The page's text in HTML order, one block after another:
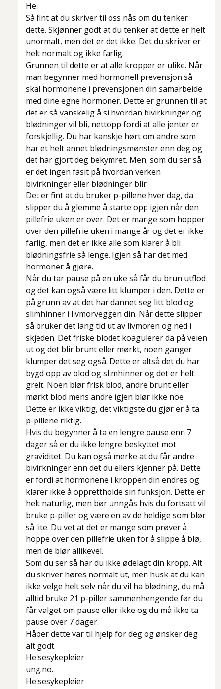
Hei
Så fint at du skriver til oss nås om du tenker
dette. Skjønner godt at du tenker at dette er helt
unormalt, men det er det ikke. Det du skriver er
helt normalt og ikke farlig.
Grunnen til dette er at alle kropper er ulike. Når
man begynner med hormonell prevensjon så
skal hormonene i prevensjonen din samarbeide
med dine egne hormoner. Dette er grunnen til at
det er så vanskelig å si hvordan bivirkninger og
blødninger vil bli, nettopp fordi at alle jenter er
forskjellig. Du har kanskje hørt om andre som
har et helt annet blødningsmønster enn deg og
det har gjort deg bekymret. Men, som du ser så
er det ingen fasit på hvordan verken
bivirkninger eller blødninger blir.
Det er fint at du bruker p-pillene hver dag, da
slipper du å glemme å starte opp igjen når den
pillefrie uken er over. Det er mange som hopper
over den pillefrie uken i mange år og det er ikke
farlig, men det er ikke alle som klarer å bli
blødningsfrie så lenge. Igjen så har det med
hormoner å gjøre.
Når du tar pause på en uke så får du brun utflod
og det kan også være litt klumper i den. Dette er
på grunn av at det har dannet seg litt blod og
slimhinner i livmorveggen din. Når dette slipper
så bruker det lang tid ut av livmoren og ned i
skjeden. Det friske blodet koagulerer da på veien
ut og det blir brunt eller mørkt, noen ganger
klumper det seg også. Dette er altså det du har
bygd opp av blod og slimhinner og det er helt
greit. Noen blør frisk blod, andre brunt eller
mørkt blod mens andre igjen blør ikke noe.
Dette er ikke viktig, det viktigste du gjør er å ta
p-pillene riktig.
Hvis du begynner å ta en lengre pause enn 7
dager så er du ikke lengre beskyttet mot
graviditet. Du kan også merke at du får andre
bivirkninger enn det du ellers kjenner på. Dette
er fordi at hormonene i kroppen din endres og
klarer ikke å opprettholde sin funksjon. Dette er
helt naturlig, men bør unngås hvis du fortsatt vil
bruke p-piller og være en av de heldige som blør
så lite. Du vet at det er mange som prøver å
hoppe over den pillefrie uken for å slippe å blø,
men de blør allikevel.
Som du ser så har du ikke ødelagt din kropp. Alt
du skriver høres normalt ut, men husk at du kan
ikke velge helt selv når du vil ha blødning, du må
alltid bruke 21 p-piller sammenhengende før du
får valget om pause eller ikke og du må ikke ta
pause over 7 dager.
Håper dette var til hjelp for deg og ønsker deg
alt godt.
Helsesykepleier
ung.no.
Helsesykepleier